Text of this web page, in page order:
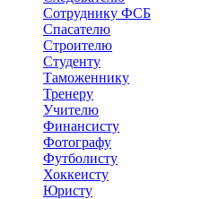
Сотруднику ФСБ
Спасателю
Строителю
Студенту
Таможеннику
Тренеру
Учителю
Финансисту
Фотографу
Футболисту
Хоккеисту
Юристу